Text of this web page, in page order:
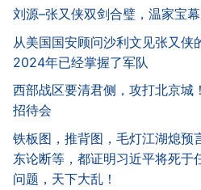
刘源–张又侠双剑合璧，温家宝
从美国国安顾问沙利文见张又侠
2024年已经掌握了军队
西部战区要清君侧，攻打北京城
招待会
铁板图，推背图，毛灯江湖熄预
东论断等，都证明习近平将死于
问题，天下大乱！